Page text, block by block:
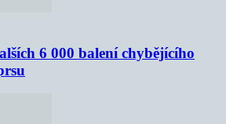
6 000 balení chybějícího